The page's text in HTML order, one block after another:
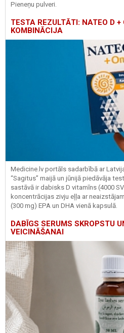
Pieneņu pulveri.
TESTA REZULTĀTI: NATEO D
KOMBINĀCIJA
Medicine.lv portāls sadarbībā ar
“Sagitus” maijā un jūnijā piedāvāja
sastāvā ir dabisks D vitamīns (4000
koncentrācijas zivju eļļa ar
(300 mg) EPA un DHA vienā kapsulā.
DABĪGS SERUMS SKROPSTU
VEICINĀŠANAI